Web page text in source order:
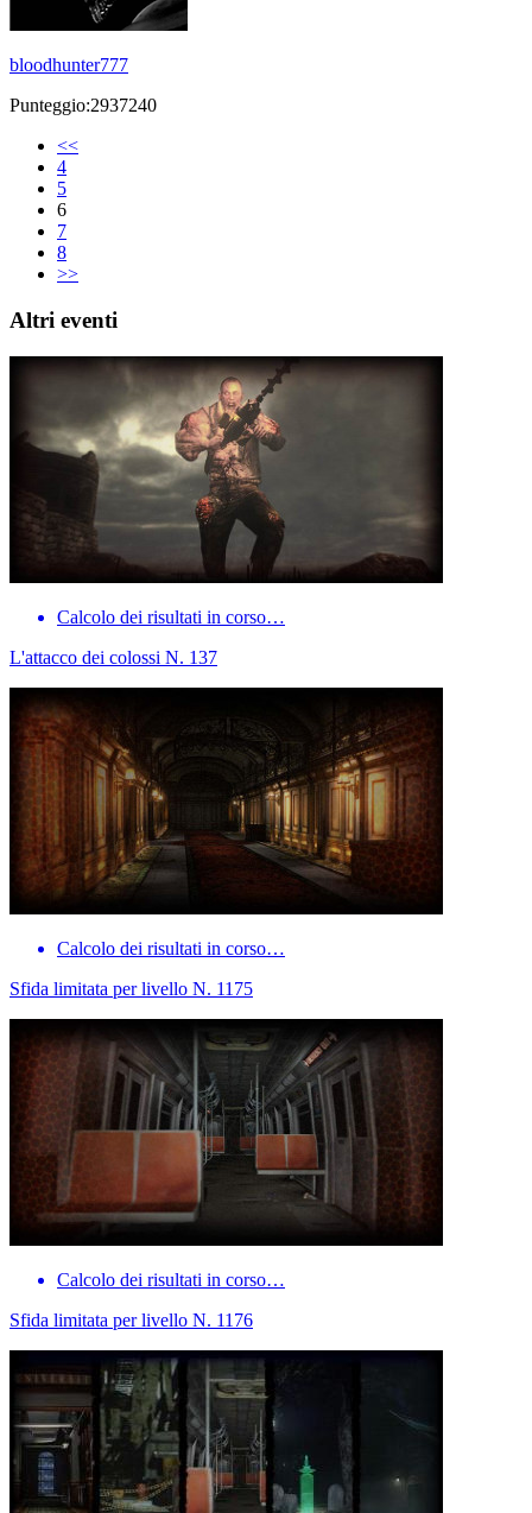
bloodhunter777
Punteggio:2937240
<<
4
5
6
7
8
>>
Altri eventi
Calcolo dei risultati in corso…
L'attacco dei colossi N. 137
Calcolo dei risultati in corso…
Sfida limitata per livello N. 1175
Calcolo dei risultati in corso…
Sfida limitata per livello N. 1176